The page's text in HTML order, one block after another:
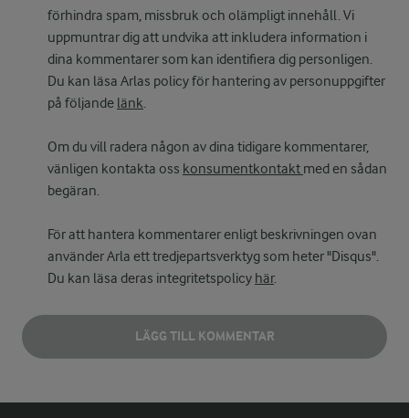
förhindra spam, missbruk och olämpligt innehåll. Vi
uppmuntrar dig att undvika att inkludera information i
dina kommentarer som kan identifiera dig personligen.
Du kan läsa Arlas policy för hantering av personuppgifter
på följande länk.
Om du vill radera någon av dina tidigare kommentarer,
vänligen kontakta oss konsumentkontakt med en sådan
begäran.
För att hantera kommentarer enligt beskrivningen ovan
använder Arla ett tredjepartsverktyg som heter "Disqus".
Du kan läsa deras integritetspolicy här.
LÄGG TILL KOMMENTAR